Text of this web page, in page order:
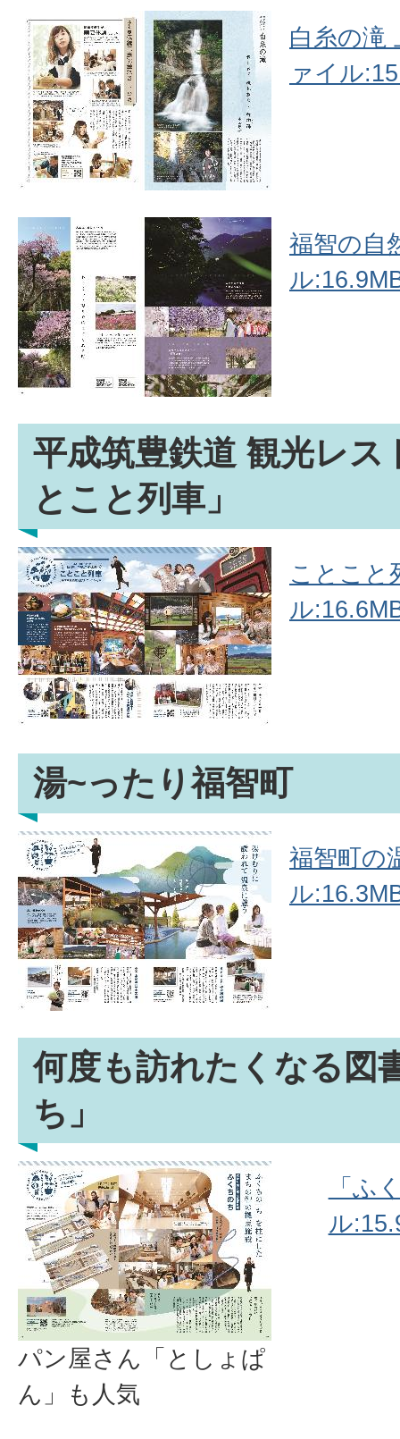
白糸の滝
ァイル
福智の自
ル
平成筑豊鉄道 観光レス
とこと列車」
ことこと
ル
湯~ったり福智町
福智町の
ル
何度も訪れたくなる図
ち」
パン屋さん「としょぱ
ん」も人気
「ふ
ル